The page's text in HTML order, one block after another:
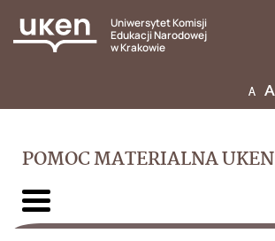
Uniwersytet Komisji
Edukacji Narodowej
w Krakowie
POMOC MATERIALNA UKEN